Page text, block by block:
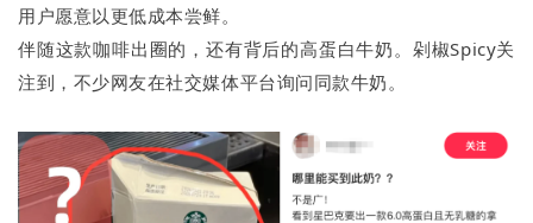
用户愿意以更低成本尝鲜。
伴随这款咖啡出圈的，还有背后的高蛋白牛奶。剁椒Spicy关
注到，不少网友在社交媒体平台询问同款牛奶。